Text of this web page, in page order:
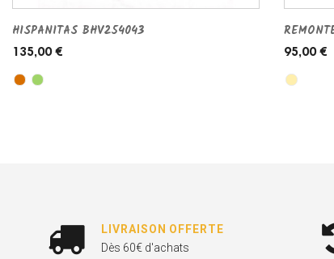
HISPANITAS BHV254043
135,00 € 95,00 €
LIVRAISON OFFERTE
Dès 60€ d'achats